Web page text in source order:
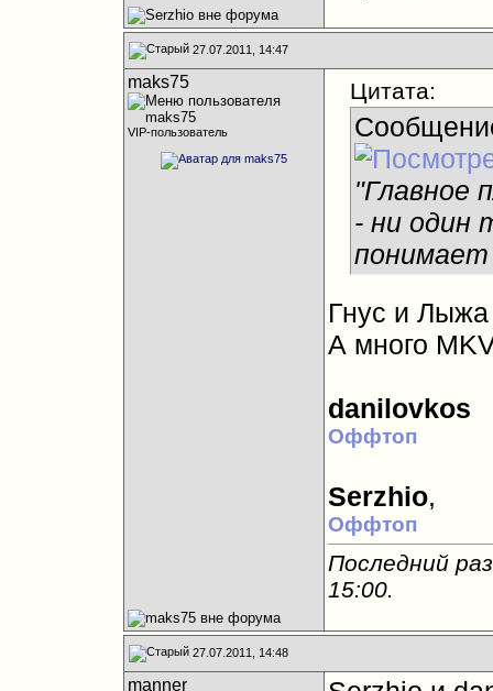
27.07.2011, 14:47
maks75
VIP-пользователь
Цитата:
"Главное
- ни один
понимает
Гнус и Лыжа
А много
danilovkos
Оффтоп
Serzhio,
Оффтоп
Последний
15:00.
27.07.2011, 14:48
manner